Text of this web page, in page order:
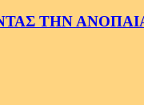
ΤΗΝ ΑΝΟΠΑΙΑ